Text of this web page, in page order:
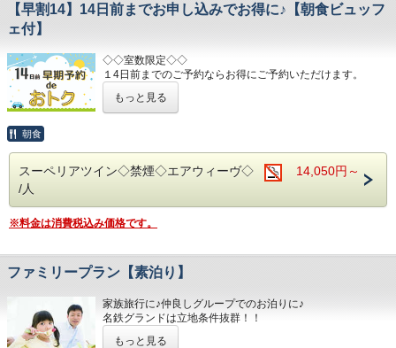
す。
JR名古屋駅から徒歩４分
名鉄名古屋駅のすぐ上
中部国際空港まで最速２８分（名鉄名古屋駅から乗車可能）
お財布にも優しい ＋ お客様にも優しいホテルです♪♪
【早割14】14日前までお申し込みでお得に♪【朝食ビュッフ
ェ付】
◇◇室数限定◇◇
１4日前までのご予約ならお得にご予約いただけます。
☆先のご予定がお決まりのお客様には断然オトク☆
会が多い場所を
える事が可能です。
清掃時は常に換気をして新鮮な空気に入れ替えておりま
～ ビジネス・旅行に最高のロケーション ～
名鉄名古屋駅のすぐ上！！
中部国際空港まで最速２８分（名鉄名古屋駅から乗車可能）
もっと見る
朝食
スーペリアツイン◇禁煙◇エアウィーヴ◇
14,050円～
/人
※料金は消費税込み価格です。
ファミリープラン【素泊り】
家族旅行に♪仲良しグループでのお泊りに♪
名鉄グランドは立地条件抜群！！
もっと見る